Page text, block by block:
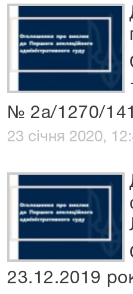
№ 2а/1270/
23 січня 2020,
23.12.2019